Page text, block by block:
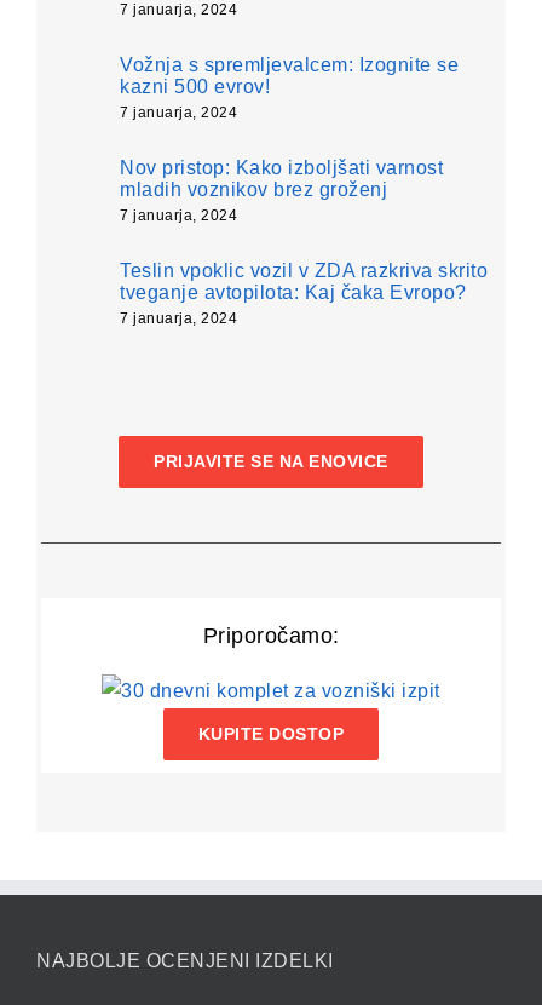
7 januarja, 2024
Vožnja s spremljevalcem: Izognite se
kazni 500 evrov!
7 januarja, 2024
Nov pristop: Kako izboljšati varnost
mladih voznikov brez groženj
7 januarja, 2024
Teslin vpoklic vozil v ZDA razkriva skrito
tveganje avtopilota: Kaj čaka Evropo?
7 januarja, 2024
PRIJAVITE SE NA ENOVICE
Priporočamo:
KUPITE DOSTOP
NAJBOLJE OCENJENI IZDELKI